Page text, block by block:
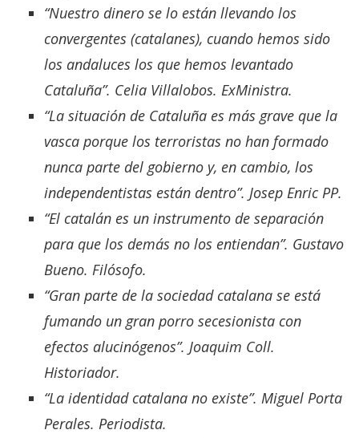
“Nuestro dinero se lo están llevando los
convergentes (catalanes), cuando hemos sido
los andaluces los que hemos levantado
Cataluña”. Celia Villalobos. ExMinistra.
“La situación de Cataluña es más grave que la
vasca porque los terroristas no han formado
nunca parte del gobierno y, en cambio, los
independentistas están dentro”. Josep EnricPP.
“El catalán es un instrumento de separación
para que los demás no los entiendan”. Gustavo
Bueno. Filósofo.
“Gran parte de la sociedad catalana se está
fumando un gran porro secesionista con
efectos alucinógenos”. Joaquim Coll.
Historiador.
“La identidad catalana no existe”. Miguel Porta
Perales. Periodista.